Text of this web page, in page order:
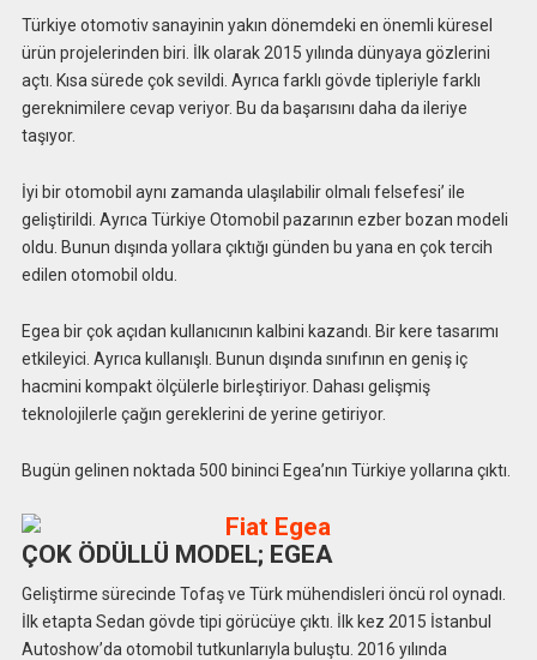
Türkiye otomotiv sanayinin yakın dönemdeki en önemli küresel
ürün projelerinden biri. İlk olarak 2015 yılında dünyaya gözlerini
açtı. Kısa sürede çok sevildi. Ayrıca farklı gövde tipleriyle farklı
gereknimilere cevap veriyor. Bu da başarısını daha da ileriye
taşıyor.
İyi bir otomobil aynı zamanda ulaşılabilir olmalı felsefesi’ ile
geliştirildi. Ayrıca Türkiye Otomobil pazarının ezber bozan modeli
oldu. Bunun dışında yollara çıktığı günden bu yana en çok tercih
edilen otomobil oldu.
Egea bir çok açıdan kullanıcının kalbini kazandı. Bir kere tasarımı
etkileyici. Ayrıca kullanışlı. Bunun dışında sınıfının en geniş iç
hacmini kompakt ölçülerle birleştiriyor. Dahası gelişmiş
teknolojilerle çağın gereklerini de yerine getiriyor.
Bugün gelinen noktada 500 bininci Egea’nın Türkiye yollarına çıktı.
ÇOK ÖDÜLLÜ MODEL; EGEA
Geliştirme sürecinde Tofaş ve Türk mühendisleri öncü rol oynadı.
İlk etapta Sedan gövde tipi görücüye çıktı. İlk kez 2015 İstanbul
Autoshow’da otomobil tutkunlarıyla buluştu. 2016 yılında